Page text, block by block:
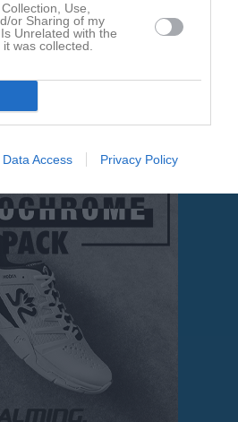
Use,
or Sharing of my
Unrelated with the
was collected.
Data Access Privacy Policy